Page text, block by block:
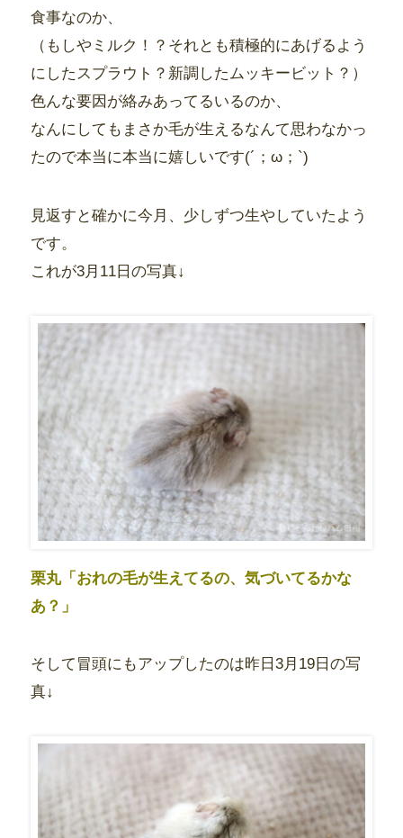
食事なのか、
（もしやミルク！？それとも積極的にあげるよう
にしたスプラウト？新調したムッキービット？）
色んな要因が絡みあってるいるのか、
なんにしてもまさか毛が生えるなんて思わなかっ
たので本当に本当に嬉しいです(´；ω；`)
見返すと確かに今月、少しずつ生やしていたよう
です。
これが3月11日の写真↓
栗丸「おれの毛が生えてるの、気づいてるかな
あ？」
そして冒頭にもアップしたのは昨日3月19日の写
真↓